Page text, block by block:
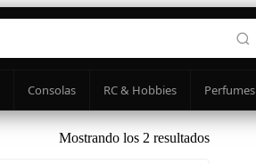
Consolas RC & Hobbies Perfumes
Mostrando los 2 resultados